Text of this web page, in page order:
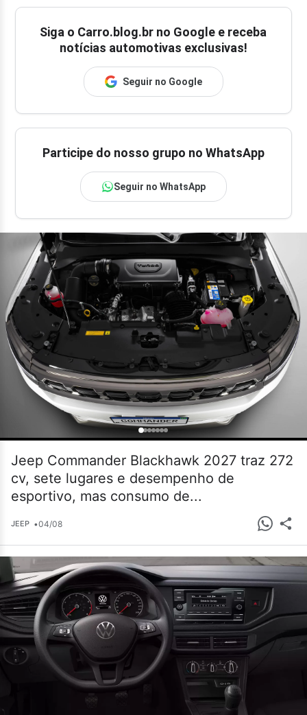
Siga o Carro.blog.br no Google e receba
notícias automotivas exclusivas!
Seguir no Google
Participe do nosso grupo no WhatsApp
Seguir no WhatsApp
Jeep Commander Blackhawk 2027 traz 272
cv, sete lugares e desempenho de
esportivo, mas consumo de...
JEEP •04/08